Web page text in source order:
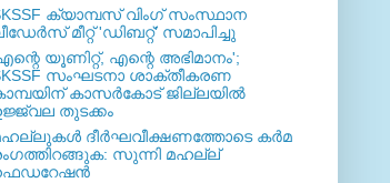
ക്യാമ്പസ് വിംഗ് സംസ്ഥാന
മീറ്റ് 'ഡിബറ്റ്' സമാപിച്ചു
യൂണിറ്റ്, എന്റെ അഭിമാനം';
സംഘടനാ ശാക്തീകരണ
കാസര്‍കോട് ജില്ലയില്‍
തുടക്കം
ദീര്‍ഘവീക്ഷണത്തോടെ കര്‍മ
സുന്നി മഹല്ല്